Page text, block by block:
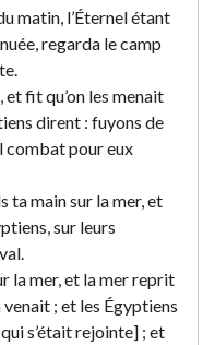
matin, l’Éternel étant
regarda le camp
fit qu’on les menait
dirent : fuyons de
combat pour eux
ta main sur la mer, et
sur leurs
la mer, et la mer reprit
; et les Égyptiens
s’était rejointe] ; et